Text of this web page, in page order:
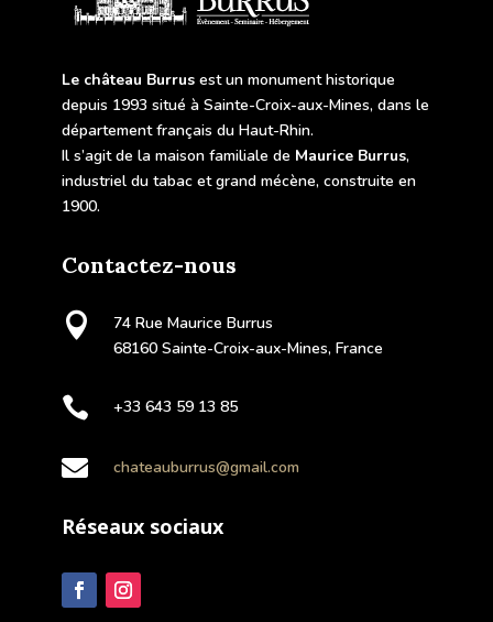
Le château Burrus est un monument historique
depuis 1993 situé à Sainte-Croix-aux-Mines, dans le
département français du Haut-Rhin.
Il s’agit de la maison familiale de Maurice Burrus,
industriel du tabac et grand mécène, construite en
1900.
Contactez-nous

74 Rue Maurice Burrus
68160 Sainte-Croix-aux-Mines, France
 +33 643 59 13 85
 chateauburrus@gmail.com
Réseaux sociaux